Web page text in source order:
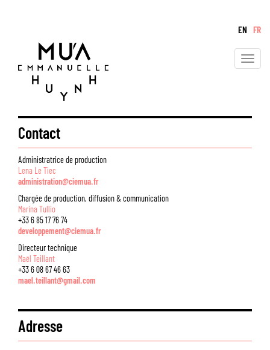
FR
EN
Toggle
Contact
Administratrice de production
Lena Le Tiec
administration@ciemua.fr
Chargée de production, diffusion & communication
Marina Tullio
+33 6 85 17 76 74
developpement@ciemua.fr
Directeur technique
Maël Teillant
+33 6 08 67 46 63
mael.teillant@gmail.com
Adresse